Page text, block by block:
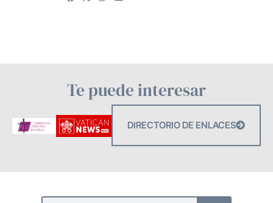
Te puede interesar
DIRECTORIO DE ENLACES